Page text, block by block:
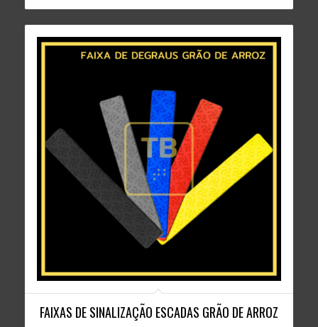
3.00
FAIXAS DE SINALIZAÇÃO ESCADAS GRÃO DE ARROZ